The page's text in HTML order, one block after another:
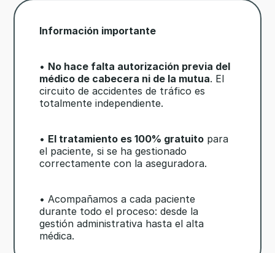
Información importante
• No hace falta autorización previa del
médico de cabecera ni de la mutua. El
circuito de accidentes de tráfico es
totalmente independiente.
• El tratamiento es 100% gratuito para
el paciente, si se ha gestionado
correctamente con la aseguradora.
• Acompañamos a cada paciente
durante todo el proceso: desde la
gestión administrativa hasta el alta
médica.